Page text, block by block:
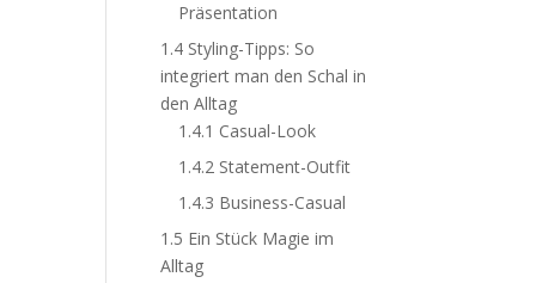
Präsentation
1.4 Styling-Tipps: So
integriert man den Schal in
den Alltag
1.4.1 Casual-Look
1.4.2 Statement-Outfit
1.4.3 Business-Casual
1.5 Ein Stück Magie im
Alltag